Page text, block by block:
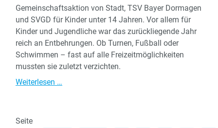
Gemeinschaftsaktion von Stadt, TSV Bayer Dormagen
und SVGD für Kinder unter 14 Jahren. Vor allem für
Kinder und Jugendliche war das zurückliegende Jahr
reich an Entbehrungen. Ob Turnen, Fußball oder
Schwimmen – fast auf alle Freizeitmöglichkeiten
mussten sie zuletzt verzichten.
Weiterlesen …
Seite